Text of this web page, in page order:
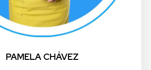
PAMELA CHÁVEZ